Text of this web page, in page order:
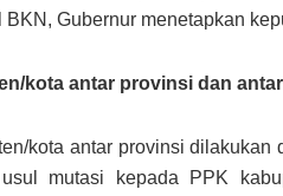
Gubernur menetapkan
kota antar provinsi dan
kota antar provinsi
mutasi kepada PPK